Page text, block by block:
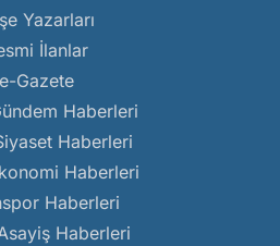
Yazarları
İlanlar
e-Gazete
Haberleri
Haberleri
Haberleri
Haberleri
Haberleri